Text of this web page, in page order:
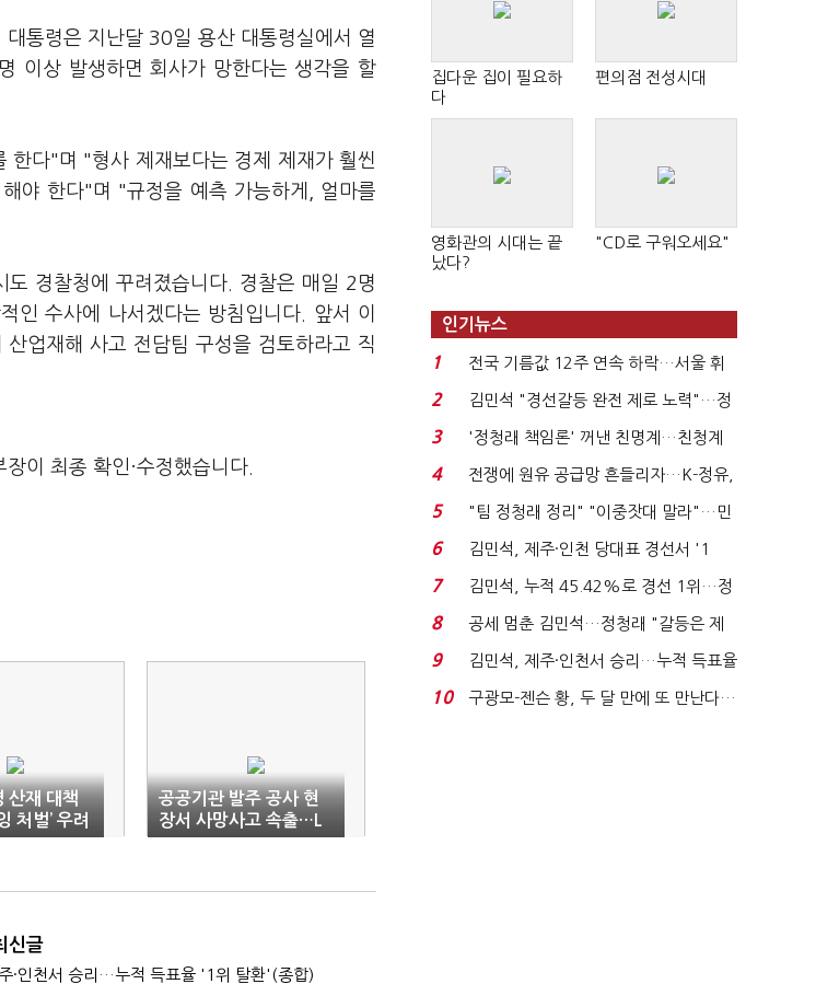
통령은 지난달 30일 용산 대통령실에서 열
이상 발생하면 회사가 망한다는 생각을 할
한다"며 "형사 제재보다는 경제 제재가 훨씬
야 한다"며 "규정을 예측 가능하게, 얼마를
경찰청에 꾸려졌습니다. 경찰은 매일 2명
인 수사에 나서겠다는 방침입니다. 앞서 이
업재해 사고 전담팀 구성을 검토하라고 직
이 최종 확인·수정했습니다.
산재 대책
처벌’ 우려
공공기관 발주 공사 현
장서 사망사고 속출…L
H 현장 '최다'
신글
·인천서 승리…누적 득표율 '1위 탈환'(종합)
집다운 집이 필요하
다
편의점 전성시대
영화관의 시대는 끝
났다?
"CD로 구워오세요"
인기뉴스
1
전국 기름값 12주 연속 하락…서울 휘
발윳값 1909원...
2
김민석 "경선갈등 완전 제로 노력"…정
청래 "반명 공세 사...
3
'정청래 책임론' 꺼낸 친명계…친청계
는 추가투표 때리기...
4
전쟁에 원유 공급망 흔들리자…K-정유,
에너지안보 핵심...
5
"팀 정청래 정리" "이중잣대 말라"…민
주 최고위원 계파 다...
6
김민석, 제주·인천 당대표 경선서 '1
위'(1보)...
7
김민석, 누적 45.42%로 경선 1위…정
청래와 격차 0.86%p(...
8
공세 멈춘 김민석…정청래 "갈등은 제
가 수습"
9
김민석, 제주·인천서 승리…누적 득표율
'1위 탈환'(종합)...
10
구광모-젠슨 황, 두 달 만에 또 만난다…